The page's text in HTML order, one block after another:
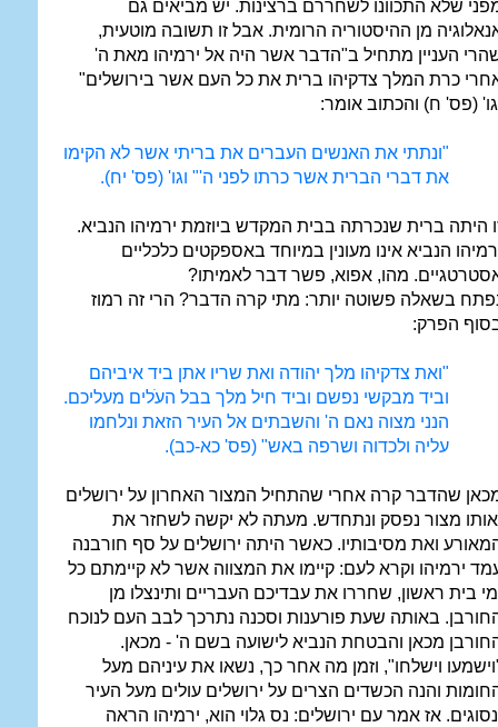
שלא התכוונו לשחררם ברצינות. יש מביאים גם
מן ההיסטוריה הרומית. אבל זו תשובה מוטעית,
העניין מתחיל ב"הדבר אשר היה אל ירמיהו מאת ה'
כרת המלך צדקיהו ברית את כל העם אשר בירושלים"
(פס' ח) והכתוב אומר:
"ונתתי את האנשים העברים את בריתי אשר לא הקימו
את דברי הברית אשר כרתו לפני ה'" וגו' (פס' יח).
היתה ברית שנכרתה בבית המקדש ביוזמת ירמיהו הנביא.
הנביא אינו מעונין במיוחד באספקטים כלכליים
מהו, אפוא, פשר דבר לאמיתו?
בשאלה פשוטה יותר: מתי קרה הדבר? הרי זה רמוז
הפרק:
"ואת צדקיהו מלך יהודה ואת שריו אתן ביד איביהם
וביד מבקשי נפשם וביד חיל מלך בבל העֺלים מעליכם.
הנני מצוה נאם ה' והשבתים אל העיר הזאת ונלחמו
עליה ולכדוה ושרפה באש" (פס' כא-כב).
שהדבר קרה אחרי שהתחיל המצור האחרון על ירושלים
מצור נפסק ונתחדש. מעתה לא יקשה לשחזר את
ואת מסיבותיו. כאשר היתה ירושלים על סף חורבנה
ירמיהו וקרא לעם: קיימו את המצווה אשר לא קיימתם כל
בית ראשון, שחררו את עבדיכם העבריים ותינצלו מן
באותה שעת פורענות וסכנה נתרכך לבב העם לנוכח
מכאן והבטחת הנביא לישועה בשם ה' - מכאן.
וישלחו", וזמן מה אחר כך, נשאו את עיניהם מעל
והנה הכשדים הצרים על ירושלים עולים מעל העיר
אז אמר עם ירושלים: נס גלוי הוא, ירמיהו הראה